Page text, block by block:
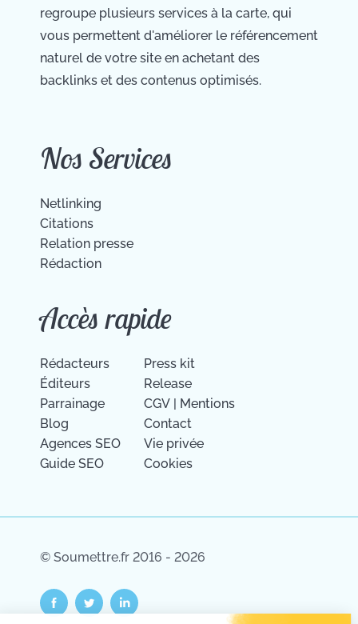
regroupe plusieurs services à la carte, qui
vous permettent d'améliorer le référencement
naturel de votre site en achetant des
backlinks et des contenus optimisés.
Nos Services
Netlinking
Citations
Relation presse
Rédaction
Accès rapide
Rédacteurs
Éditeurs
Parrainage
Blog
Agences SEO
Guide SEO
Press kit
Release
CGV
Mentions
Contact
Vie privée
Cookies
© Soumettre.fr 2016 - 2026